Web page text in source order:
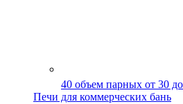
40 объем парных от 30
Печи для коммерческих бань